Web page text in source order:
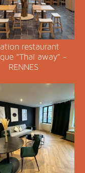
restaurant
"Thaï away" -
RENNES